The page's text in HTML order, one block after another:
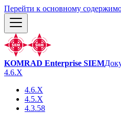
Перейти к основному
KOMRAD Enterprise SIEM
4.6.X
4.6.X
4.5.X
4.3.58